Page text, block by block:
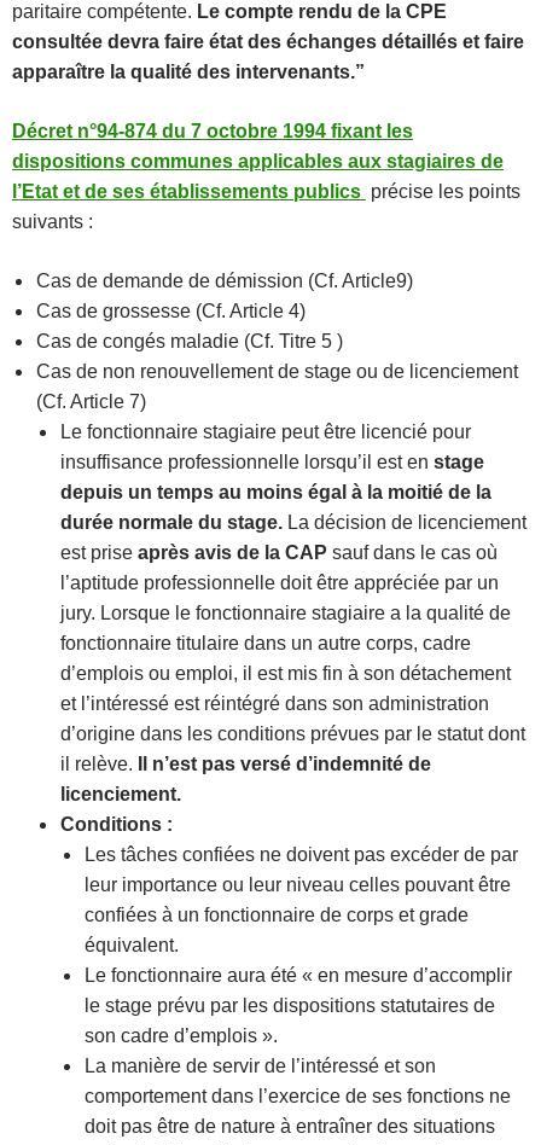
paritaire compétente. Le compte rendu de la CPE
consultée devra faire état des échanges détaillés et faire
apparaître la qualité des intervenants.”
Décret n°94-874 du 7 octobre 1994 fixant les
dispositions communes applicables aux stagiaires de
l’Etat et de ses établissements publics précise les points
suivants :
Cas de demande de démission (Cf. Article9)
Cas de grossesse (Cf. Article 4)
Cas de congés maladie (Cf. Titre 5 )
Cas de non renouvellement de stage ou de licenciement
(Cf. Article 7)
Le fonctionnaire stagiaire peut être licencié pour
insuffisance professionnelle lorsqu’il est en stage
depuis un temps au moins égal à la moitié de la
durée normale du stage. La décision de licenciement
est prise après avis de la CAP sauf dans le cas où
l’aptitude professionnelle doit être appréciée par un
jury. Lorsque le fonctionnaire stagiaire a la qualité de
fonctionnaire titulaire dans un autre corps, cadre
d’emplois ou emploi, il est mis fin à son détachement
et l’intéressé est réintégré dans son administration
d’origine dans les conditions prévues par le statut dont
il relève.
Il n’est pas versé d’indemnité de
licenciement.
Conditions :
Les tâches confiées ne doivent pas excéder de par
leur importance ou leur niveau celles pouvant être
confiées à un fonctionnaire de corps et grade
équivalent.
Le fonctionnaire aura été « en mesure d’accomplir
le stage prévu par les dispositions statutaires de
son cadre d’emplois ».
La manière de servir de l’intéressé et son
comportement dans l’exercice de ses fonctions ne
doit pas être de nature à entraîner des situations